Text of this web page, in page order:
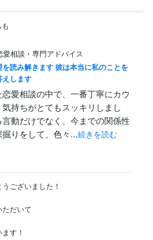
愛相談・専門アドバイス
読み解きます 彼は本当に私のことを
えします
愛相談の中で、一番丁寧にカウ
持ちがとてもスッキリしまし
動だけでなく、今までの関係性
りをして、色々...続きを読む
ございました！
ただいて
す！